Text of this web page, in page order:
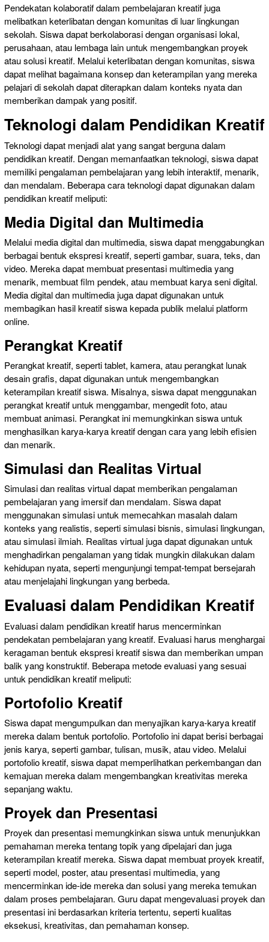
Pendekatan kolaboratif dalam pembelajaran kreatif juga
melibatkan keterlibatan dengan komunitas di luar lingkungan
sekolah. Siswa dapat berkolaborasi dengan organisasi lokal,
perusahaan, atau lembaga lain untuk mengembangkan proyek
atau solusi kreatif. Melalui keterlibatan dengan komunitas, siswa
dapat melihat bagaimana konsep dan keterampilan yang mereka
pelajari di sekolah dapat diterapkan dalam konteks nyata dan
memberikan dampak yang positif.
Teknologi dalam Pendidikan Kreatif
Teknologi dapat menjadi alat yang sangat berguna dalam
pendidikan kreatif. Dengan memanfaatkan teknologi, siswa dapat
memiliki pengalaman pembelajaran yang lebih interaktif, menarik,
dan mendalam. Beberapa cara teknologi dapat digunakan dalam
pendidikan kreatif meliputi:
Media Digital dan Multimedia
Melalui media digital dan multimedia, siswa dapat menggabungkan
berbagai bentuk ekspresi kreatif, seperti gambar, suara, teks, dan
video. Mereka dapat membuat presentasi multimedia yang
menarik, membuat film pendek, atau membuat karya seni digital.
Media digital dan multimedia juga dapat digunakan untuk
membagikan hasil kreatif siswa kepada publik melalui platform
online.
Perangkat Kreatif
Perangkat kreatif, seperti tablet, kamera, atau perangkat lunak
desain grafis, dapat digunakan untuk mengembangkan
keterampilan kreatif siswa. Misalnya, siswa dapat menggunakan
perangkat kreatif untuk menggambar, mengedit foto, atau
membuat animasi. Perangkat ini memungkinkan siswa untuk
menghasilkan karya-karya kreatif dengan cara yang lebih efisien
dan menarik.
Simulasi dan Realitas Virtual
Simulasi dan realitas virtual dapat memberikan pengalaman
pembelajaran yang imersif dan mendalam. Siswa dapat
menggunakan simulasi untuk memecahkan masalah dalam
konteks yang realistis, seperti simulasi bisnis, simulasi lingkungan,
atau simulasi ilmiah. Realitas virtual juga dapat digunakan untuk
menghadirkan pengalaman yang tidak mungkin dilakukan dalam
kehidupan nyata, seperti mengunjungi tempat-tempat bersejarah
atau menjelajahi lingkungan yang berbeda.
Evaluasi dalam Pendidikan Kreatif
Evaluasi dalam pendidikan kreatif harus mencerminkan
pendekatan pembelajaran yang kreatif. Evaluasi harus menghargai
keragaman bentuk ekspresi kreatif siswa dan memberikan umpan
balik yang konstruktif. Beberapa metode evaluasi yang sesuai
untuk pendidikan kreatif meliputi:
Portofolio Kreatif
Siswa dapat mengumpulkan dan menyajikan karya-karya kreatif
mereka dalam bentuk portofolio. Portofolio ini dapat berisi berbagai
jenis karya, seperti gambar, tulisan, musik, atau video. Melalui
portofolio kreatif, siswa dapat memperlihatkan perkembangan dan
kemajuan mereka dalam mengembangkan kreativitas mereka
sepanjang waktu.
Proyek dan Presentasi
Proyek dan presentasi memungkinkan siswa untuk menunjukkan
pemahaman mereka tentang topik yang dipelajari dan juga
keterampilan kreatif mereka. Siswa dapat membuat proyek kreatif,
seperti model, poster, atau presentasi multimedia, yang
mencerminkan ide-ide mereka dan solusi yang mereka temukan
dalam proses pembelajaran. Guru dapat mengevaluasi proyek dan
presentasi ini berdasarkan kriteria tertentu, seperti kualitas
eksekusi, kreativitas, dan pemahaman konsep.